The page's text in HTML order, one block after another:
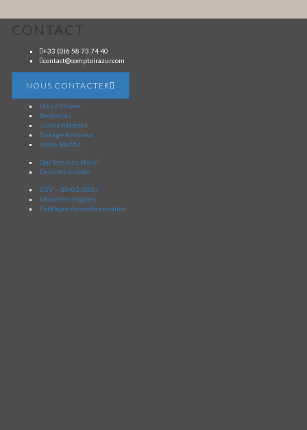
CONTACT
+33 (0)6 58 73 74 40
contact@comptoirazur.com
NOUS CONTACTER
Bois d’Olivier
Broderies
Cuivre Martelé
Tissage Artisanal
Verre Soufflé
Qui Sommes Nous?
Dans les médias
CGV – 20/02/2021
Mentions légales
Politique de confidentialité